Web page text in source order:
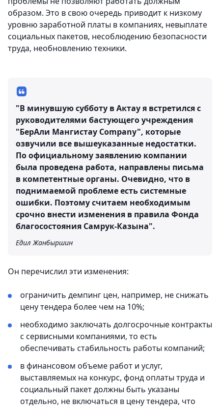
образом. Это в свою очередь приводит к низкому
уровню заработной платы в компаниях, невыплате
социальных пакетов, несоблюдению безопасности
труда, необновлению техники.
"В минувшую субботу в Актау я встретился с
руководителями бастующего учреждения
"БерАли Мангистау Company", которые
озвучили все вышеуказанные недостатки.
По официальному заявлению компании
была проведена работа, направлены письма
в компетентные органы. Очевидно, что в
поднимаемой проблеме есть системные
ошибки. Поэтому считаем необходимым
срочно внести изменения в правила Фонда
благосостояния Самрук-Казына".
Едил Жанбыршин
Он перечислил эти изменения:
ограничить демпинг цен, например, не снижать
цену тендера более чем на 10%;
необходимо заключать долгосрочные контракты
с сервисными компаниями, то есть
обеспечивать стабильность работы компаний;
в финансовом объеме работ и услуг,
выставляемых на конкурс, фонд оплаты труда и
социальный пакет должны быть указаны
отдельно, не включаться в цену тендера, что